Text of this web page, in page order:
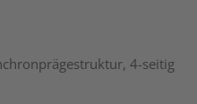
4-seitig